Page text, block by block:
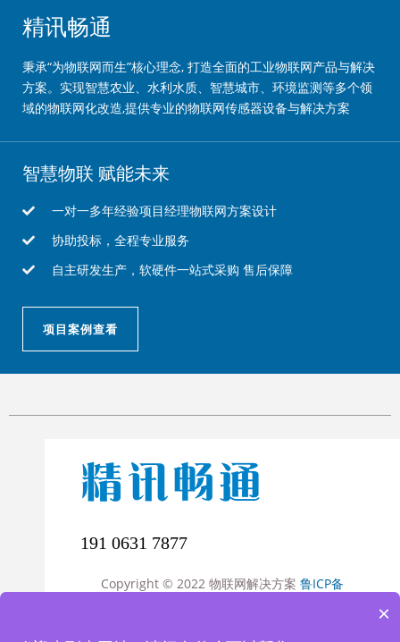
精讯畅通
秉承“为物联网而生”核心理念, 打造全面的工业物联网产品与解决
方案。实现智慧农业、水利水质、智慧城市、环境监测等多个领
域的物联网化改造,提供专业的物联网传感器设备与解决方案
智慧物联 赋能未来
一对一多年经验项目经理物联网方案设计
协助投标，全程专业服务
自主研发生产，软硬件一站式采购 售后保障
项目案例查看
191 0631 7877
Copyright © 2022 物联网解决方案 鲁ICP备
×